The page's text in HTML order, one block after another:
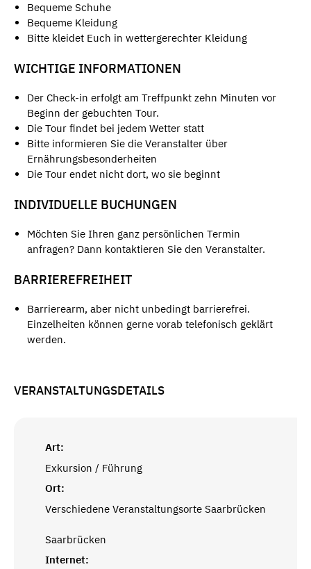
Bequeme Schuhe
Bequeme Kleidung
Bitte kleidet Euch in wettergerechter Kleidung
WICHTIGE INFORMATIONEN
Der Check-in erfolgt am Treffpunkt zehn Minuten vor
Beginn der gebuchten Tour.
Die Tour findet bei jedem Wetter statt
Bitte informieren Sie die Veranstalter über
Ernährungsbesonderheiten
Die Tour endet nicht dort, wo sie beginnt
INDIVIDUELLE BUCHUNGEN
Möchten Sie Ihren ganz persönlichen Termin
anfragen? Dann kontaktieren Sie den Veranstalter.
BARRIEREFREIHEIT
Barrierearm, aber nicht unbedingt barrierefrei.
Einzelheiten können gerne vorab telefonisch geklärt
werden.
VERANSTALTUNGSDETAILS
Art:
Exkursion / Führung
Ort:
Verschiedene Veranstaltungsorte Saarbrücken
Saarbrücken
Internet: